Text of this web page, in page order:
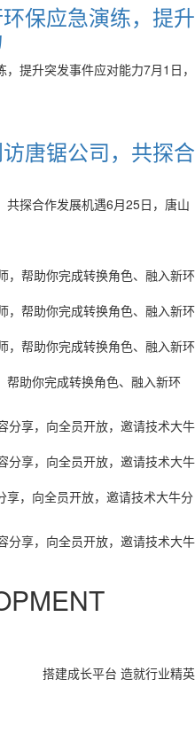
保应急演练，提升
提升突发事件应对能力7月1日，
唐锯公司，共探合
共探合作发展机遇6月25日，唐山
帮助你完成转换角色、融入新环
享，向全员开放，邀请技术大牛分
搭建成长平台 造就行业精英